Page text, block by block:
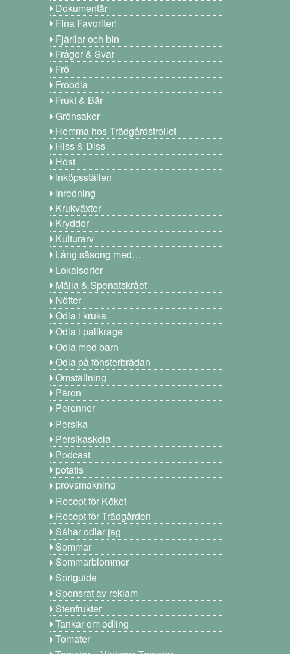
Dokumentär
Fina Favoriter!
Fjärilar och bin
Frågor & Svar
Frö
Fröodla
Frukt & Bär
Grönsaker
Hemma hos Trädgårdstrollet
Hiss & Diss
Höst
Inköpsställen
Inredning
Krukväxter
Kryddor
Kulturarv
Lång säsong med…
Lokalsorter
Målla & Spenatskrået
Nötter
Odla i kruka
Odla i pallkrage
Odla med barn
Odla på fönsterbrädan
Omställning
Päron
Perenner
Persika
Persikaskola
Podcast
potatis
provsmakning
Recept för Köket
Recept för Trädgården
Såhär odlar jag
Sommar
Sommarblommor
Sortguide
Sponsrat av reklam
Stenfrukter
Tankar om odling
Tomater